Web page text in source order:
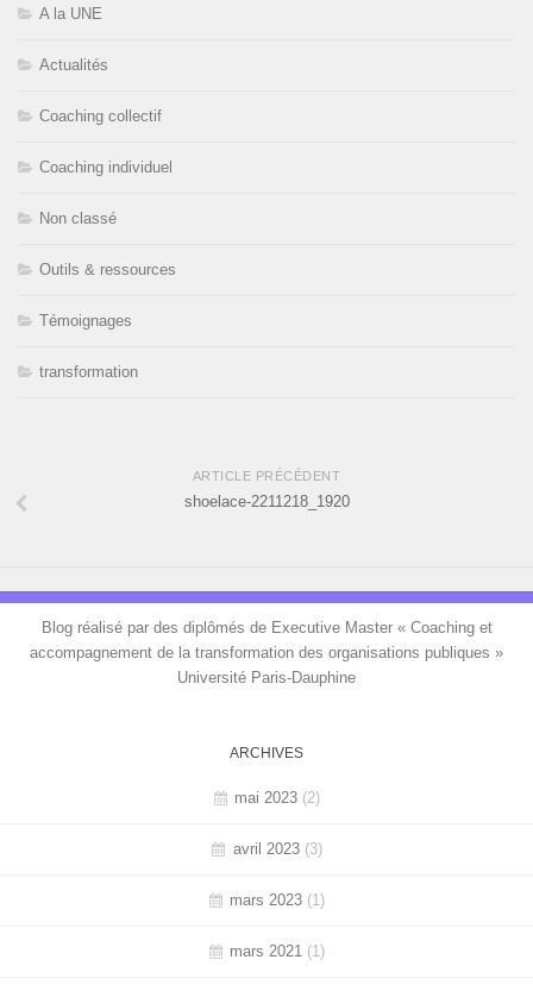
A la UNE
Actualités
Coaching collectif
Coaching individuel
Non classé
Outils & ressources
Témoignages
transformation
ARTICLE PRÉCÉDENT
shoelace-2211218_1920
Blog réalisé par des diplômés de Executive Master « Coaching et
accompagnement de la transformation des organisations publiques »
Université Paris-Dauphine
ARCHIVES
mai 2023 (2)
avril 2023(3)
mars 2023 (1)
mars 2021 (1)